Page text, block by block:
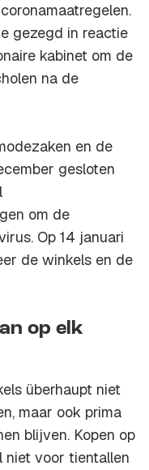
gezegd in reactie
kabinet om de
na de
en de
gesloten
om de
Op 14 januari
de winkels en de
op elk
überhaupt niet
maar ook prima
blijven. Kopen op
niet voor tientallen